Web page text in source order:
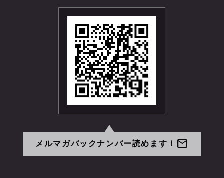
⭐「行動できずにいたのに、
占いをしていただいて前に進
めました！優しく背中を押し
ていただきあり
メルマガバックナンバー読めます！ mail